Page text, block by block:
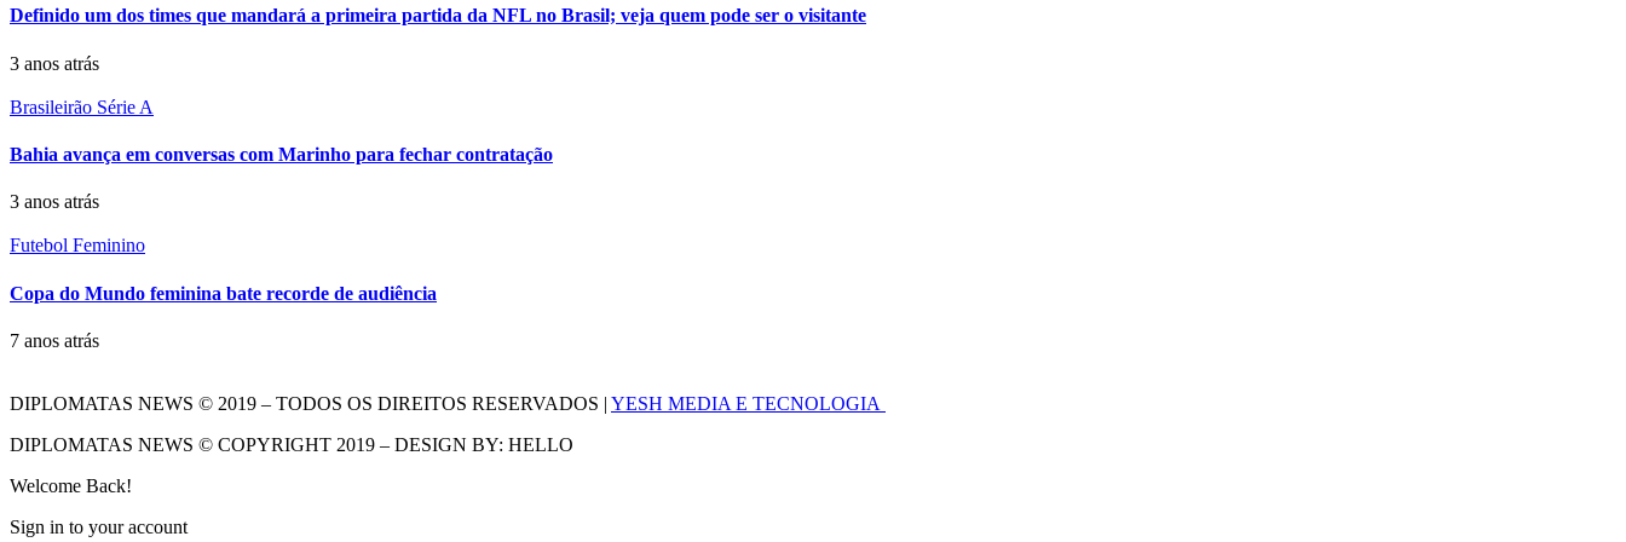
Definido um dos times que mandará a primeira partida da NFL no Brasil; veja quem pode ser o visitante
3 anos atrás
Brasileirão Série A
Bahia avança em conversas com Marinho para fechar contratação
3 anos atrás
Futebol Feminino
Copa do Mundo feminina bate recorde de audiência
7 anos atrás
DIPLOMATAS NEWS © 2019 – TODOS OS DIREITOS RESERVADOS | YESH MEDIA E TECNOLOGIA
DIPLOMATAS NEWS © COPYRIGHT 2019 – DESIGN BY: HELLO
Welcome Back!
Sign in to your account